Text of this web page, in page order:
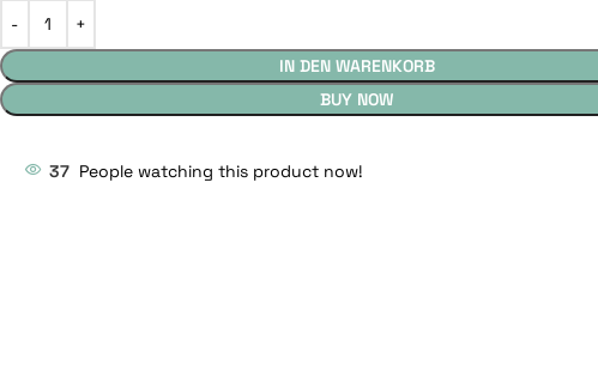
IN DEN WARENKORB
BUY NOW
37 People watching this product now!